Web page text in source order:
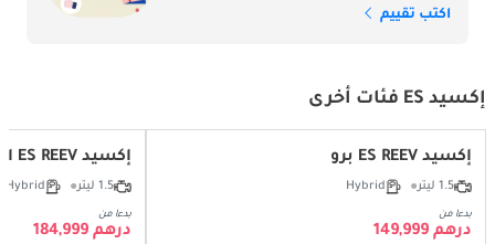
اكتب تقييم
إكسيد ES فئات أخرى
إكسيد ES REEV برو
1.5 ليتر Hybrid
بدءا من
درهم 149,999
إكسيد ES REEV الترا
1.5 ليتر Hybrid
بدءا من
درهم 184,999